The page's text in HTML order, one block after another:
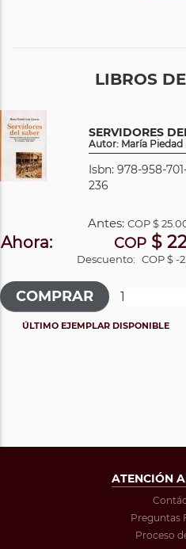
LIBROS
SERVIDORES
Autor: María Piedad
Isbn: 978-958-
236
Antes: COP$
Ahora: COP $
Descuento: COP $ -
ÚLTIMO EJEMPLAR DISPONIBLE
ATENCIÓN
Preguntas
Proceso